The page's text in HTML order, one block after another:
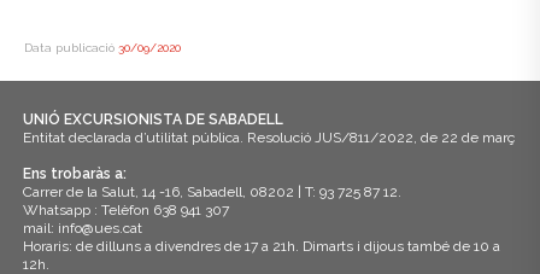
Data publicació 30/09/2020
UNIÓ EXCURSIONISTA DE SABADELL
Entitat declarada d’utilitat pública. Resolució JUS/811/2022, de 22 de març
Ens trobaràs a:
Carrer de la Salut, 14 -16, Sabadell, 08202 | T: 93 725 87 12.
Whatsapp : Telèfon 638 941 307
mail: info@ues.cat
Horaris: de dilluns a divendres de 17 a 21h. Dimarts i dijous també de 10 a
12h.